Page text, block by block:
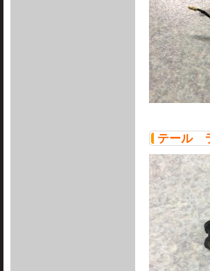
テール